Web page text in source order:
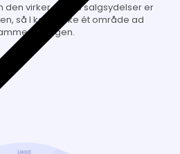
virker. Vores salgsydelser er
så I kan styrke ét område ad